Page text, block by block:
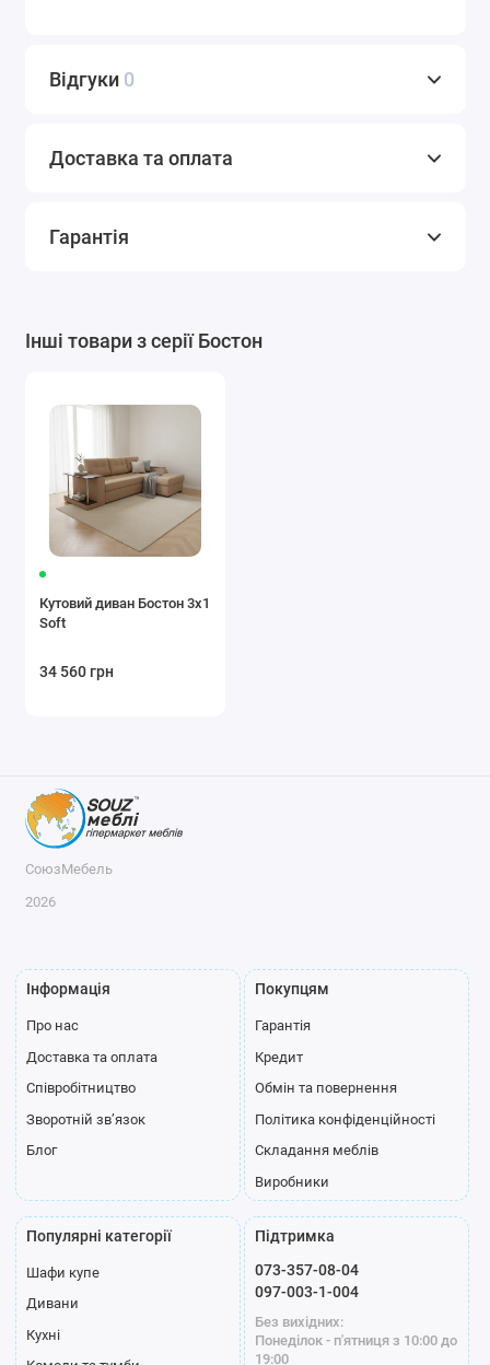
Відгуки 0
Доставка та оплата
Гарантія
Інші товари з серії Бостон
Кутовий диван Бостон 3х1
Soft
34 560 грн
СоюзМебель
2026
Інформація
Про нас
Доставка та оплата
Співробітництво
Зворотній зв’язок
Блог
Покупцям
Гарантія
Кредит
Обмін та повернення
Політика конфіденційності
Складання меблів
Виробники
Популярні категорії
Шафи купе
Дивани
Кухні
Підтримка
073-357-08-04
097-003-1-004
Без вихідних:
Понеділок - п'ятниця з 10:00 до
19:00